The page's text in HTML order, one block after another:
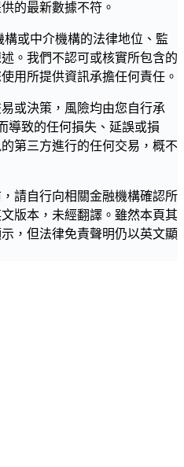
的最新數據不符。
或中介機構的法律地位、監
。我們不認可或核實所包含的
用所提供資訊承擔任何責任。
或決策，風險均由您自行承
導致的任何損失、延誤或損
第三方進行的任何交易，概不
請自行向相關金融機構確認所
版本，未經翻譯。雖然本頁其
，但法律免責聲明仍以英文顯